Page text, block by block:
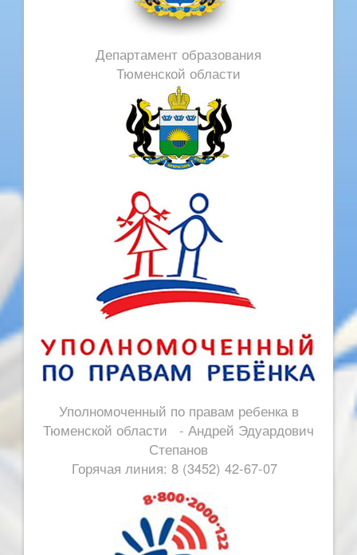
Департамент образования
Тюменской области
Уполномоченный по правам ребенка в
Тюменской области - Андрей Эдуардович
Степанов
Горячая линия: 8 (3452) 42-67-07